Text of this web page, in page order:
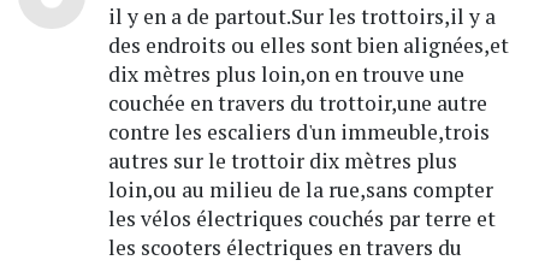
il y en a de partout.Sur les trottoirs,il y a
des endroits ou elles sont bien alignées,et
dix mètres plus loin,on en trouve une
couchée en travers du trottoir,une autre
contre les escaliers d'un immeuble,trois
autres sur le trottoir dix mètres plus
loin,ou au milieu de la rue,sans compter
les vélos électriques couchés par terre et
les scooters électriques en travers du